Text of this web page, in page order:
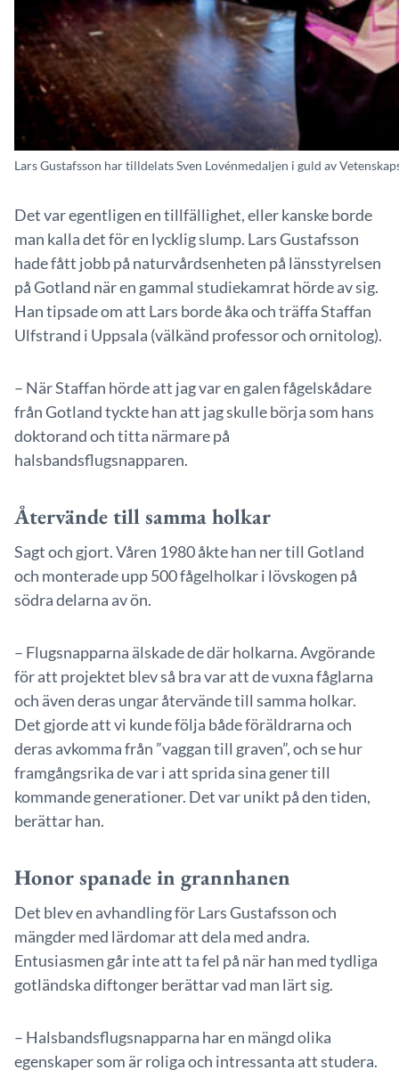
Lars Gustafsson har tilldelats Sven Lovénmedaljen i guld av
Det var egentligen en tillfällighet, eller kanske borde
man kalla det för en lycklig slump. Lars Gustafsson
hade fått jobb på naturvårdsenheten på länsstyrelsen
på Gotland när en gammal studiekamrat hörde av sig.
Han tipsade om att Lars borde åka och träffa Staffan
Ulfstrand i Uppsala (välkänd professor och ornitolog).
– När Staffan hörde att jag var en galen fågelskådare
från Gotland tyckte han att jag skulle börja som hans
doktorand och titta närmare på
halsbandsflugsnapparen.
Återvände till samma holkar
Sagt och gjort. Våren 1980 åkte han ner till Gotland
och monterade upp 500 fågelholkar i lövskogen på
södra delarna av ön.
– Flugsnapparna älskade de där holkarna. Avgörande
för att projektet blev så bra var att de vuxna fåglarna
och även deras ungar återvände till samma holkar.
Det gjorde att vi kunde följa både föräldrarna och
deras avkomma från ”vaggan till graven”, och se hur
framgångsrika de var i att sprida sina gener till
kommande generationer. Det var unikt på den tiden,
berättar han.
Honor spanade in grannhanen
Det blev en avhandling för Lars Gustafsson och
mängder med lärdomar att dela med andra.
Entusiasmen går inte att ta fel på när han med tydliga
gotländska diftonger berättar vad man lärt sig.
– Halsbandsflugsnapparna har en mängd olika
egenskaper som är roliga och intressanta att studera.